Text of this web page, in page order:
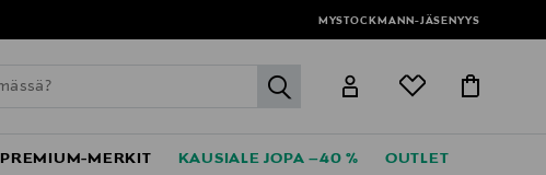
MYSTOCKMANN-JÄSENYYS
label.header.go
PREMIUM-MERKIT KAUSIALE JOPA –40 % OUTLET